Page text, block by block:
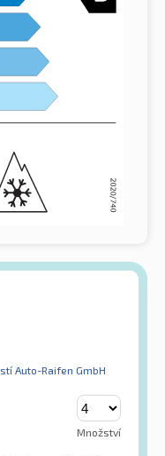
Auto-Raifen GmbH
Množství